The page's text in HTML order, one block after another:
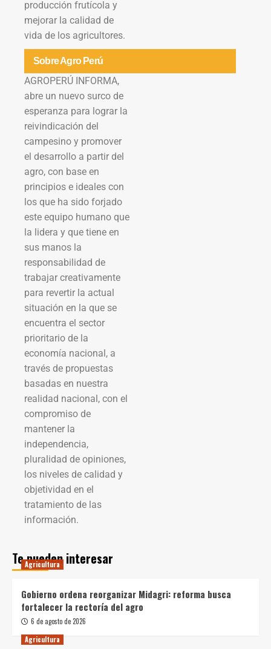
producción frutícola y
mejorar la calidad de
vida de los agricultores.
Sobre Agro Perú
AGROPERÚ INFORMA,
abre un nuevo surco de
esperanza para lograr la
reivindicación del
campesino y promover
el desarrollo a partir del
agro, con base en
principios e ideales con
los que ha sido forjado
este equipo humano que
la lidera y que tiene en
sus manos la
responsabilidad de
trabajar creativamente
para revertir la actual
situación en la que se
encuentra el sector
prioritario de la
economía nacional, a
través de propuestas
basadas en nuestra
realidad nacional, con el
compromiso de
mantener la
independencia,
pluralidad de opiniones,
los niveles de calidad y
objetividad en el
tratamiento de las
información.
Te pueden interesar
Agricultura
Gobierno ordena reorganizar Midagri: reforma busca
fortalecer la rectoría del agro
6 de agosto de 2026
Agricultura